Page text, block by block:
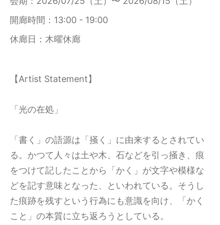
開廊時間
13:00 - 19:00
休廊日
木曜休廊
【Artist Statement】
「光の在処」
「書く」の語源は「掻く」に由来するとされてい
る。かつて人々は土や木、石などを引っ掻き、痕
をつけて記したことから「かく」が文字や模様な
どを記す意味となった、といわれている。そうし
た痕跡を残すという行為にも意識を向け、「かく
こと」の本質に立ち返ろうとしている。